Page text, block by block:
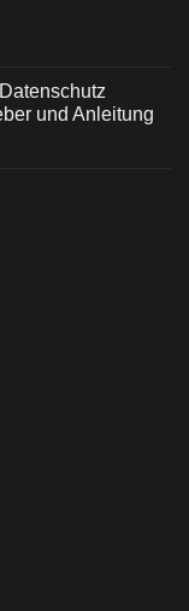
und Anleitung